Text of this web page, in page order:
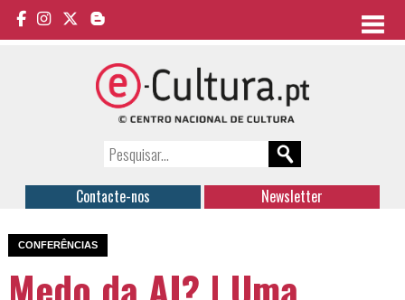
Contacte-nos Newsletter
CONFERÊNCIAS